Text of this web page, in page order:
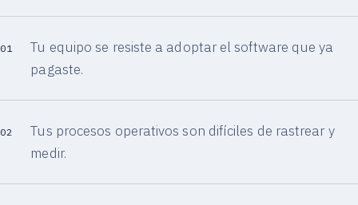
01
Tu equipo se resiste a adoptar el software que ya
pagaste.
02
Tus procesos operativos son difíciles de rastrear y
medir.